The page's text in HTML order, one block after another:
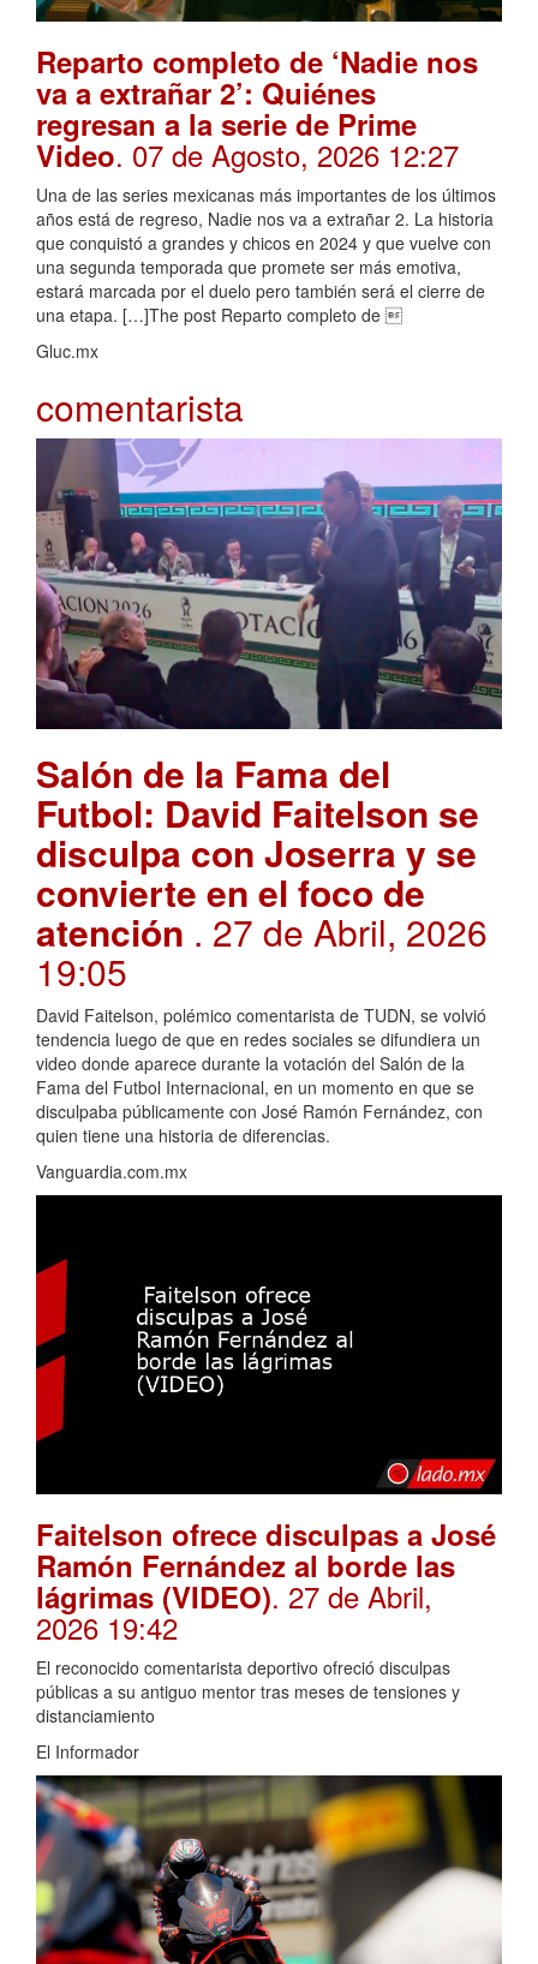
Reparto completo de ‘Nadie nos
va a extrañar 2’: Quiénes
regresan a la serie de Prime
Video. 07 de Agosto, 2026 12:27
Una de las series mexicanas más importantes de los últimos
años está de regreso, Nadie nos va a extrañar 2. La historia
que conquistó a grandes y chicos en 2024 y que vuelve con
una segunda temporada que promete ser más emotiva,
estará marcada por el duelo pero también será el cierre de
una etapa. […]The post Reparto completo de 
Gluc.mx
comentarista
Salón de la Fama del
Futbol: David Faitelson se
disculpa con Joserra y se
convierte en el foco de
atención . 27 de Abril, 2026
19:05
David Faitelson, polémico comentarista de TUDN, se volvió
tendencia luego de que en redes sociales se difundiera un
video donde aparece durante la votación del Salón de la
Fama del Futbol Internacional, en un momento en que se
disculpaba públicamente con José Ramón Fernández, con
quien tiene una historia de diferencias.
Vanguardia.com.mx
Faitelson ofrece disculpas a José
Ramón Fernández al borde las
lágrimas (VIDEO). 27 de Abril,
2026 19:42
El reconocido comentarista deportivo ofreció disculpas
públicas a su antiguo mentor tras meses de tensiones y
distanciamiento
El Informador